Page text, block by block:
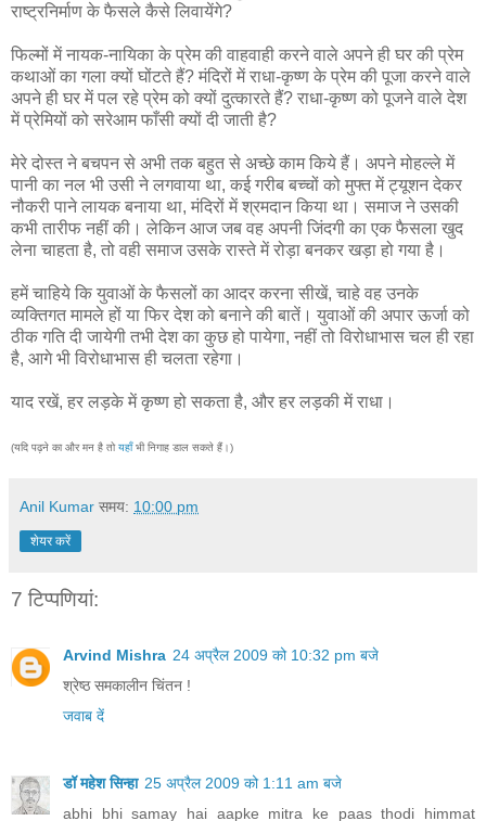
राष्ट्रनिर्माण के फैसले कैसे लिवायेंगे?
फिल्मों में नायक-नायिका के प्रेम की वाहवाही करने वाले अपने ही घर की प्रेम
कथाओं का गला क्यों घोंटते हैं? मंदिरों में राधा-कृष्ण के प्रेम की पूजा करने वाले
अपने ही घर में पल रहे प्रेम को क्यों दुत्कारते हैं? राधा-कृष्ण को पूजने वाले देश
में प्रेमियों को सरेआम फाँसी क्यों दी जाती है?
मेरे दोस्त ने बचपन से अभी तक बहुत से अच्छे काम किये हैं। अपने मोहल्ले में
पानी का नल भी उसी ने लगवाया था, कई गरीब बच्चों को मुफ्त में ट्यूशन देकर
नौकरी पाने लायक बनाया था, मंदिरों में श्रमदान किया था। समाज ने उसकी
कभी तारीफ नहीं की। लेकिन आज जब वह अपनी जिंदगी का एक फैसला खुद
लेना चाहता है, तो वही समाज उसके रास्ते में रोड़ा बनकर खड़ा हो गया है।
हमें चाहिये कि युवाओं के फैसलों का आदर करना सीखें, चाहे वह उनके
व्यक्तिगत मामले हों या फिर देश को बनाने की बातें। युवाओं की अपार ऊर्जा को
ठीक गति दी जायेगी तभी देश का कुछ हो पायेगा, नहीं तो विरोधाभास चल ही रहा
है, आगे भी विरोधाभास ही चलता रहेगा।
याद रखें, हर लड़के में कृष्ण हो सकता है, और हर लड़की में राधा।
(यदि पढ़ने का और मन है तोयहाँभी निगाह डाल सकते हैं।)
Anil Kumar समय: 10:00 pm
शेयर करें
7 टिप्‍पणियां:
Arvind Mishra 24 अप्रैल 2009 को 10:32 pm बजे
श्रेष्ठ समकालीन चिंतन !
जवाब दें
डॉ महेश सिन्हा 25 अप्रैल 2009 को 1:11 am बजे
abhi bhi samay hai aapke mitra ke paas thodi himmat